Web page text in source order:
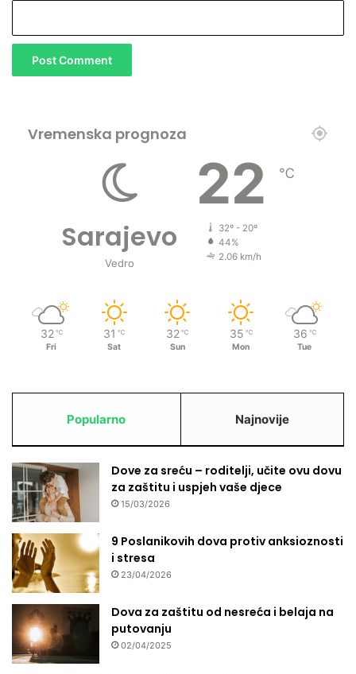
Vremenska prognoza
Sarajevo
Vedro
22 ℃
32º - 20º
44%
2.06 km/h
32 ℃
Fri
31 ℃
Sat
32 ℃
Sun
35 ℃
Mon
36 ℃
Tue
Popularno Najnovije
Dove za sreću – roditelji, učite ovu dovu
za zaštitu i uspjeh vaše djece
15/03/2026
9 Poslanikovih dova protiv anksioznosti
i stresa
23/04/2026
Dova za zaštitu od nesreća i belaja na
putovanju
02/04/2025